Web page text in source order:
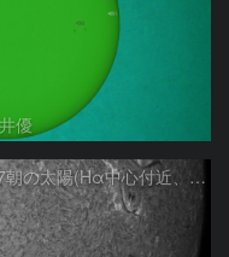
優
8/7朝の太陽(Hα中心付近、4498、4502付近)